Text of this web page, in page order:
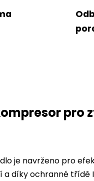
pro
je navrženo pro
díky ochranné třídě